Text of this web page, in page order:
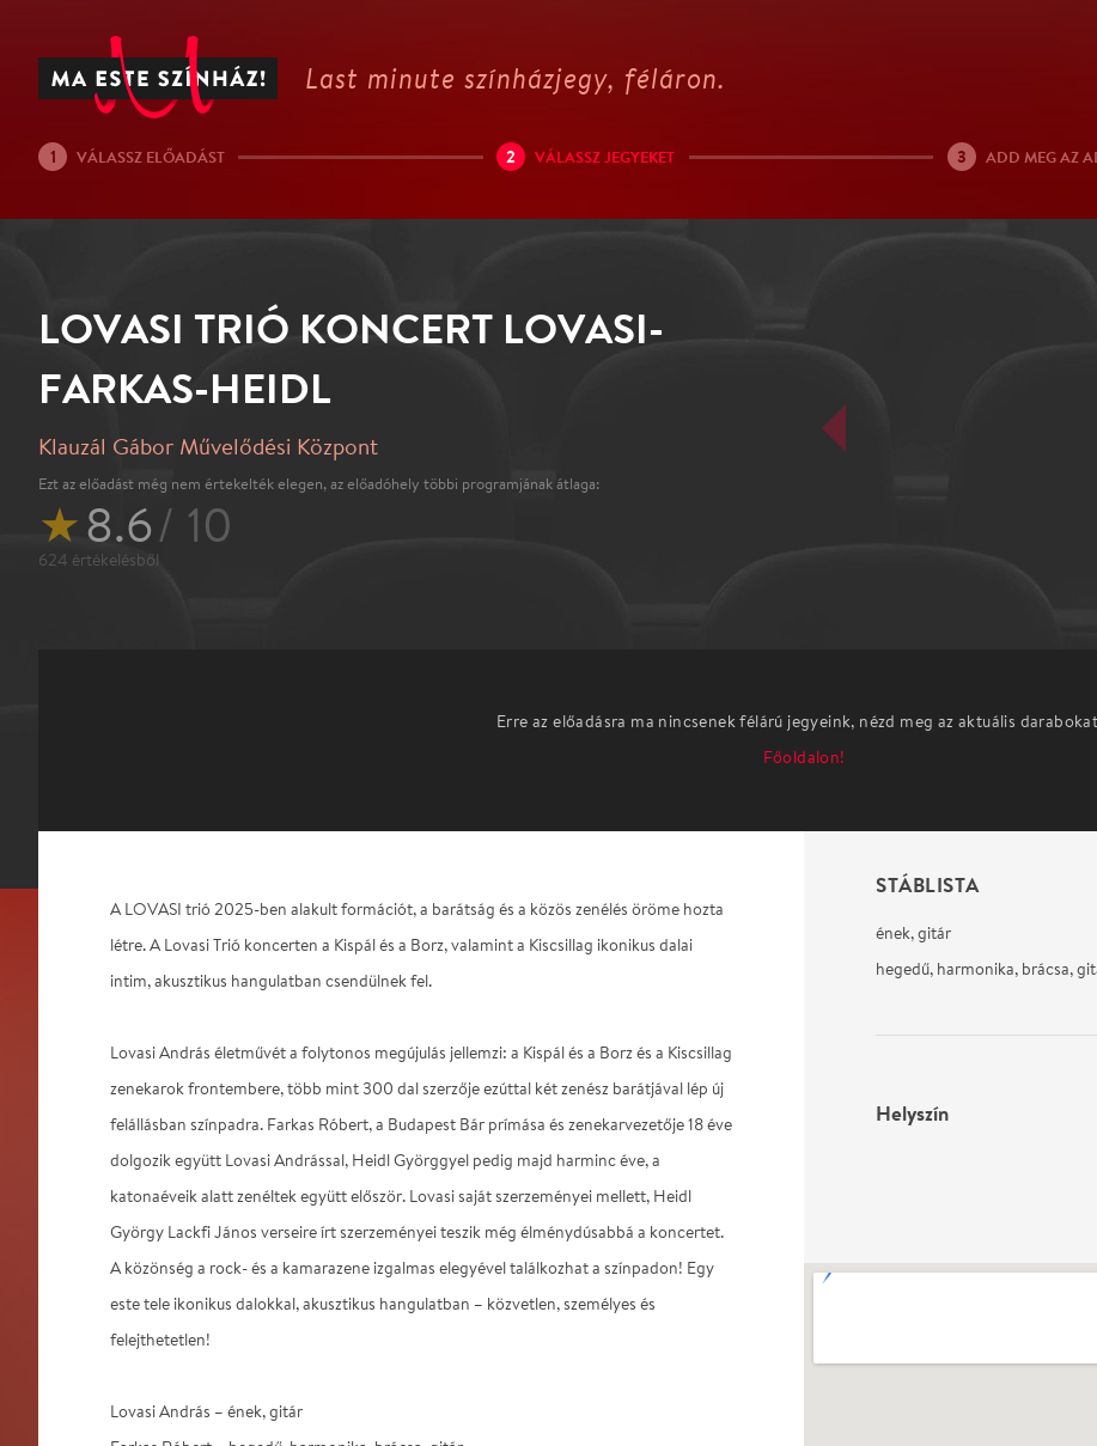
Last minute színházjegy, féláron.
1 VÁLASSZ ELŐADÁST 2 VÁLASSZ JEGYEKET 3 ADD MEG AZ
LOVASI TRIÓ KONCERT LOVASI-
FARKAS-HEIDL
Klauzál Gábor Művelődési Központ
Ezt az előadást még nem értekelték elegen, az előadóhely többi programjának átlaga:
★8.6/ 10
624 értékelésből
Erre az előadásra ma nincsenek félárú jegyeink, nézd meg az aktuális
Főoldalon!
A LOVASI trió 2025-ben alakult formációt, a barátság és a közös zenélés öröme hozta
létre. A Lovasi Trió koncerten a Kispál és a Borz, valamint a Kiscsillag ikonikus dalai
intim, akusztikus hangulatban csendülnek fel.
Lovasi András életművét a folytonos megújulás jellemzi: a Kispál és a Borz és a Kiscsillag
zenekarok frontembere, több mint 300 dal szerzője ezúttal két zenész barátjával lép új
felállásban színpadra. Farkas Róbert, a Budapest Bár prímása és zenekarvezetője 18 éve
dolgozik együtt Lovasi Andrással, Heidl Györggyel pedig majd harminc éve, a
katonaéveik alatt zenéltek együtt először. Lovasi saját szerzeményei mellett, Heidl
György Lackfi János verseire írt szerzeményei teszik még élménydúsabbá a koncertet.
A közönség a rock- és a kamarazene izgalmas elegyével találkozhat a színpadon! Egy
este tele ikonikus dalokkal, akusztikus hangulatban – közvetlen, személyes és
felejthetetlen!
Lovasi András – ének, gitár
STÁBLISTA
ének, gitár
hegedű, harmonika, brácsa,
Helyszín